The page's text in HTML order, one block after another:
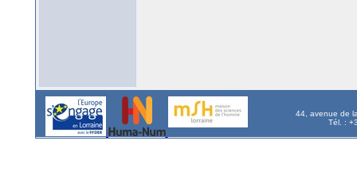
44, avenue de
Tél. :